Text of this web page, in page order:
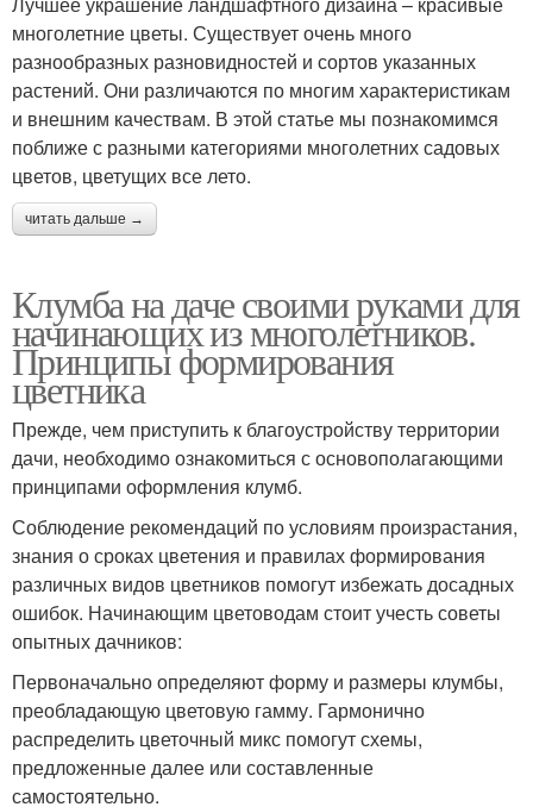
многолетние цветы. Существует очень много
разнообразных разновидностей и сортов указанных
растений. Они различаются по многим характеристикам
и внешним качествам. В этой статье мы познакомимся
поближе с разными категориями многолетних садовых
цветов, цветущих все лето.
читать дальше →
Клумба на даче своими руками для
начинающих из многолетников.
Принципы формирования
цветника
Прежде, чем приступить к благоустройству территории
дачи, необходимо ознакомиться с основополагающими
принципами оформления клумб.
Соблюдение рекомендаций по условиям произрастания,
знания о сроках цветения и правилах формирования
различных видов цветников помогут избежать досадных
ошибок. Начинающим цветоводам стоит учесть советы
опытных дачников:
Первоначально определяют форму и размеры клумбы,
преобладающую цветовую гамму. Гармонично
распределить цветочный микс помогут схемы,
предложенные далее или составленные
самостоятельно.